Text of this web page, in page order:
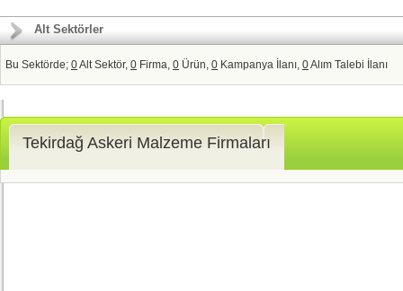
Alt Sektörler
Bu Sektörde; 0Alt Sektör, 0 Firma, 0 Ürün, 0 Kampanya İlanı, 0Alım Talebi İlanı
Tekirdağ Askeri Malzeme Firmaları